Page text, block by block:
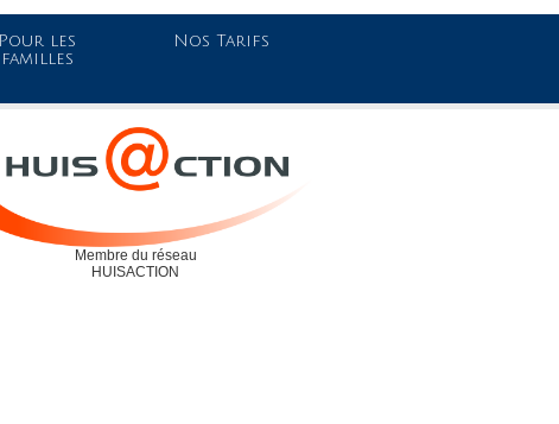
Pour les
familles
Nos Tarifs
Membre du réseau
HUISACTION